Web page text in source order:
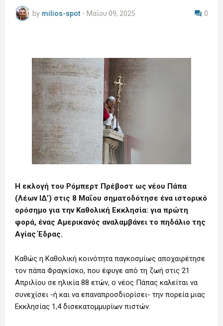
by milios-spot - Μαΐου 09, 2025 0
Η εκλογή του Ρόμπερτ Πρέβοστ ως νέου Πάπα
(Λέων ΙΔ’) στις 8 Μαΐου σηματοδότησε ένα ιστορικό
ορόσημο για την Καθολική Εκκλησία: για πρώτη
φορά, ένας Αμερικανός αναλαμβάνει το πηδάλιο της
Αγίας Έδρας.
Καθώς η Καθολική κοινότητα παγκοσμίως αποχαιρέτησε
τον πάπα Φραγκίσκο, που έφυγε από τη ζωή στις 21
Απριλίου σε ηλικία 88 ετών, ο νέος Πάπας καλείται να
συνεχίσει -ή και να επαναπροσδιορίσει- την πορεία μιας
Εκκλησίας 1,4 δισεκατομμυρίων πιστών.